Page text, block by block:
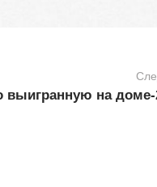
на доме-